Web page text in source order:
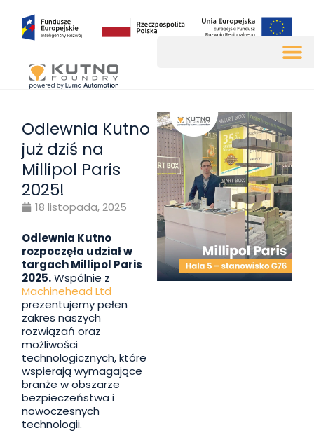
Odlewnia Kutno
już dziś na
Millipol Paris
2025!
18 listopada, 2025
Odlewnia Kutno
rozpoczęła udział w
targach Millipol Paris
2025.Wspólnie z
Machinehead Ltd
prezentujemy pełen
zakres naszych
rozwiązań oraz
możliwości
technologicznych, które
wspierają wymagające
branże w obszarze
bezpieczeństwa i
nowoczesnych
technologii.